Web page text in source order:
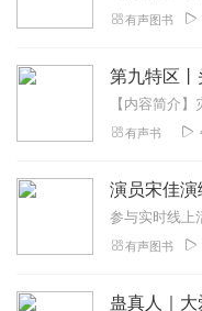
有声图书
有声书
参与实时线上
有声图书